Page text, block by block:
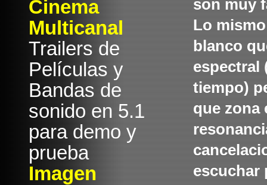
Cinema
Multicanal
Trailers de
Películas y
Bandas de
sonido en 5.1
para demo y
prueba
Imagen
son muy
Lo
blanco
espectral
tiempo)
que zona
escuchar